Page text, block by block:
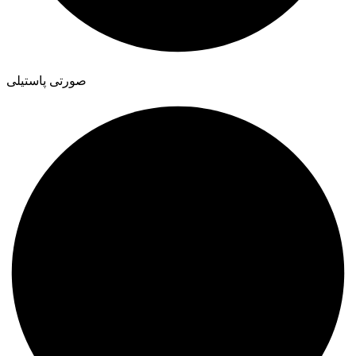
صورتی پاستیلی